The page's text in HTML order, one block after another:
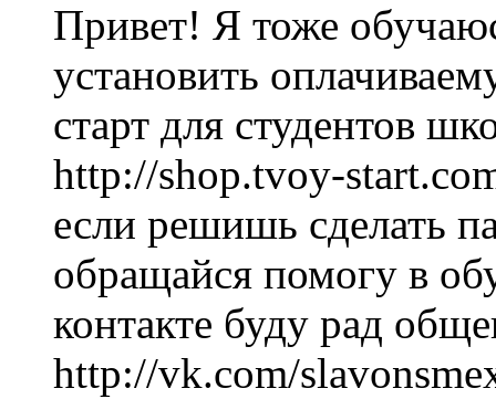
Привет! Я тоже
установить
старт для студентов
http://shop.tvoy-
если решишь сделать
обращайся помогу в
контакте буду рад
http://vk.com/